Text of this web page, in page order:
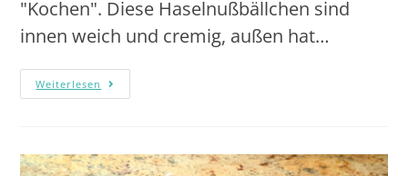
"Kochen". Diese Haselnußbällchen sind
innen weich und cremig, außen hat…
Weiterlesen